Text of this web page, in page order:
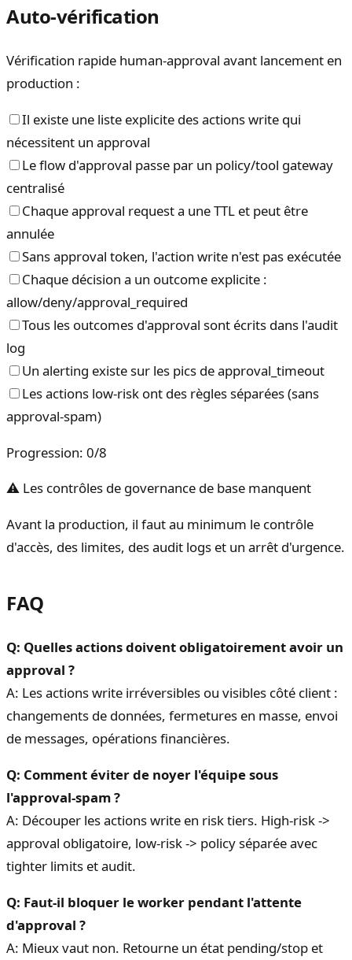
Auto-vérification
Vérification rapide human-approval avant lancement en
production :
Il existe une liste explicite des actions write qui
nécessitent un approval
Le flow d'approval passe par un policy/tool gateway
centralisé
Chaque approval request a une TTL et peut être
annulée
Sans approval token, l'action write n'est pas exécutée
Chaque décision a un outcome explicite :
allow/deny/approval_required
Tous les outcomes d'approval sont écrits dans l'audit
log
Un alerting existe sur les pics de approval_timeout
Les actions low-risk ont des règles séparées (sans
approval-spam)
Progression: 0/8
⚠ Les contrôles de governance de base manquent
Avant la production, il faut au minimum le contrôle
d'accès, des limites, des audit logs et un arrêt d'urgence.
FAQ
Q: Quelles actions doivent obligatoirement avoir un
approval ?
A: Les actions write irréversibles ou visibles côté client :
changements de données, fermetures en masse, envoi
de messages, opérations financières.
Q: Comment éviter de noyer l'équipe sous
l'approval-spam ?
A: Découper les actions write en risk tiers. High-risk ->
approval obligatoire, low-risk -> policy séparée avec
tighter limits et audit.
Q: Faut-il bloquer le worker pendant l'attente
d'approval ?
A: Mieux vaut non. Retourne un état pending/stop et